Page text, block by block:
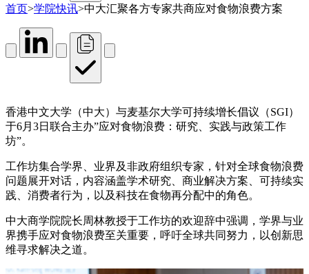
首页>学院快讯>中大汇聚各方专家共商应对食物浪费方案
香港中文大学（中大）与麦基尔大学可持续增长倡议（SGI）
于6月3日联合主办”应对食物浪费：研究、实践与政策工作
坊”。
工作坊集合学界、业界及非政府组织专家，针对全球食物浪费
问题展开对话，内容涵盖学术研究、商业解决方案、可持续实
践、消费者行为，以及科技在食物再分配中的角色。
中大商学院院长周林教授于工作坊的欢迎辞中强调，学界与业
界携手应对食物浪费至关重要，呼吁全球共同努力，以创新思
维寻求解决之道。